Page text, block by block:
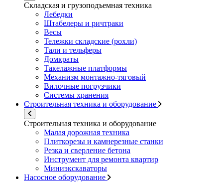
Складская и грузоподъемная техника
Лебедки
Штабелеры и ричтраки
Весы
Тележки складские (рохли)
Тали и тельферы
Домкраты
Такелажные платформы
Механизм монтажно-тяговый
Вилочные погрузчики
Системы хранения
Строительная техника и оборудование
Строительная техника и оборудование
Малая дорожная техника
Плиткорезы и камнерезные станки
Резка и сверление бетона
Инструмент для ремонта квартир
Миниэкскаваторы
Насосное оборудование